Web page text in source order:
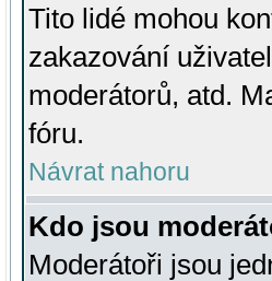
Tito lidé mohou
zakazování
moderátorů, atd.
fóru.
Návrat nahoru
Kdo jsou
Moderátoři jsou